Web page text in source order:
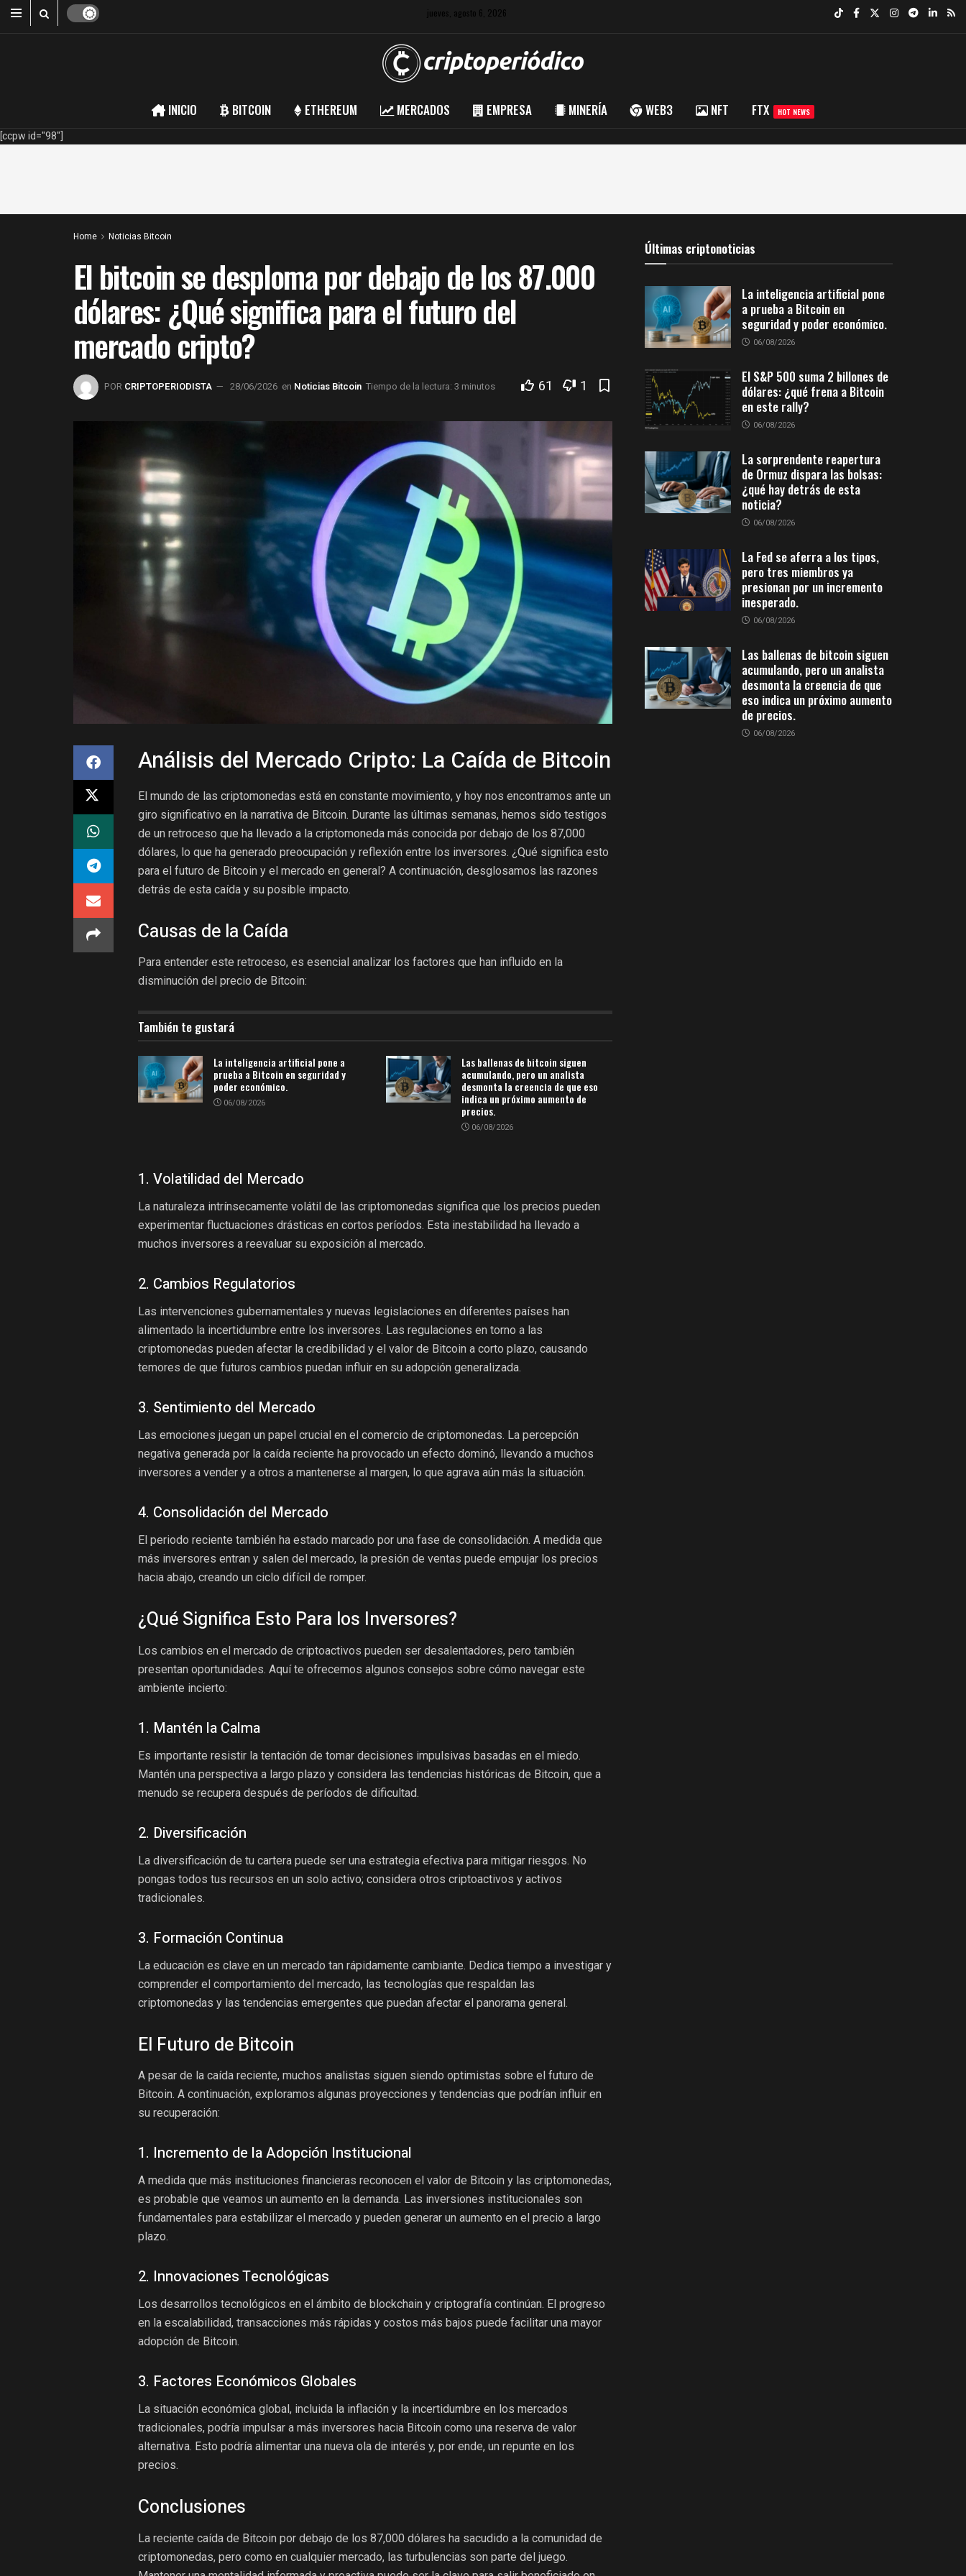
jueves, agosto 6, 2026
INICIO BITCOIN ETHEREUM MERCADOS EMPRESA MINERÍA WEB3 NFT FTX HOT NEWS
[ccpw id="98"]
Home Noticias Bitcoin
El bitcoin se desploma por debajo de los 87.000
dólares: ¿Qué significa para el futuro del
mercado cripto?
POR CRIPTOPERIODISTA 28/06/2026 en Noticias Bitcoin Tiempo de la lectura: 3 minutos 61 1
Análisis del Mercado Cripto: La Caída de Bitcoin
El mundo de las criptomonedas está en constante movimiento, y hoy nos encontramos ante un
giro significativo en la narrativa de Bitcoin. Durante las últimas semanas, hemos sido testigos
de un retroceso que ha llevado a la criptomoneda más conocida por debajo de los 87,000
dólares, lo que ha generado preocupación y reflexión entre los inversores. ¿Qué significa esto
para el futuro de Bitcoin y el mercado en general? A continuación, desglosamos las razones
detrás de esta caída y su posible impacto.
Causas de la Caída
Para entender este retroceso, es esencial analizar los factores que han influido en la
disminución del precio de Bitcoin:
También te gustará
La inteligencia artificial pone a
prueba a Bitcoin en seguridad y
poder económico.
06/08/2026
Las ballenas de bitcoin siguen
acumulando, pero un analista
desmonta la creencia de que eso
indica un próximo aumento de
precios.
06/08/2026
1. Volatilidad del Mercado
La naturaleza intrínsecamente volátil de las criptomonedas significa que los precios pueden
experimentar fluctuaciones drásticas en cortos períodos. Esta inestabilidad ha llevado a
muchos inversores a reevaluar su exposición al mercado.
2. Cambios Regulatorios
Las intervenciones gubernamentales y nuevas legislaciones en diferentes países han
alimentado la incertidumbre entre los inversores. Las regulaciones en torno a las
criptomonedas pueden afectar la credibilidad y el valor de Bitcoin a corto plazo, causando
temores de que futuros cambios puedan influir en su adopción generalizada.
3. Sentimiento del Mercado
Las emociones juegan un papel crucial en el comercio de criptomonedas. La percepción
negativa generada por la caída reciente ha provocado un efecto dominó, llevando a muchos
inversores a vender y a otros a mantenerse al margen, lo que agrava aún más la situación.
4. Consolidación del Mercado
El periodo reciente también ha estado marcado por una fase de consolidación. A medida que
más inversores entran y salen del mercado, la presión de ventas puede empujar los precios
hacia abajo, creando un ciclo difícil de romper.
¿Qué Significa Esto Para los Inversores?
Los cambios en el mercado de criptoactivos pueden ser desalentadores, pero también
presentan oportunidades. Aquí te ofrecemos algunos consejos sobre cómo navegar este
ambiente incierto:
1. Mantén la Calma
Es importante resistir la tentación de tomar decisiones impulsivas basadas en el miedo.
Mantén una perspectiva a largo plazo y considera las tendencias históricas de Bitcoin, que a
menudo se recupera después de períodos de dificultad.
2. Diversificación
La diversificación de tu cartera puede ser una estrategia efectiva para mitigar riesgos. No
pongas todos tus recursos en un solo activo; considera otros criptoactivos y activos
tradicionales.
3. Formación Continua
La educación es clave en un mercado tan rápidamente cambiante. Dedica tiempo a investigar y
comprender el comportamiento del mercado, las tecnologías que respaldan las
criptomonedas y las tendencias emergentes que puedan afectar el panorama general.
El Futuro de Bitcoin
A pesar de la caída reciente, muchos analistas siguen siendo optimistas sobre el futuro de
Bitcoin. A continuación, exploramos algunas proyecciones y tendencias que podrían influir en
su recuperación:
1. Incremento de la Adopción Institucional
A medida que más instituciones financieras reconocen el valor de Bitcoin y las criptomonedas,
es probable que veamos un aumento en la demanda. Las inversiones institucionales son
fundamentales para estabilizar el mercado y pueden generar un aumento en el precio a largo
plazo.
2. Innovaciones Tecnológicas
Los desarrollos tecnológicos en el ámbito de blockchain y criptografía continúan. El progreso
en la escalabilidad, transacciones más rápidas y costos más bajos puede facilitar una mayor
adopción de Bitcoin.
3. Factores Económicos Globales
La situación económica global, incluida la inflación y la incertidumbre en los mercados
tradicionales, podría impulsar a más inversores hacia Bitcoin como una reserva de valor
alternativa. Esto podría alimentar una nueva ola de interés y, por ende, un repunte en los
precios.
Conclusiones
La reciente caída de Bitcoin por debajo de los 87,000 dólares ha sacudido a la comunidad de
criptomonedas, pero como en cualquier mercado, las turbulencias son parte del juego.
Últimas criptonoticias
La inteligencia artificial pone
a prueba a Bitcoin en
seguridad y poder económico.
06/08/2026
El S&P 500 suma 2 billones de
dólares: ¿qué frena a Bitcoin
en este rally?
06/08/2026
La sorprendente reapertura
de Ormuz dispara las bolsas:
¿qué hay detrás de esta
noticia?
06/08/2026
La Fed se aferra a los tipos,
pero tres miembros ya
presionan por un incremento
inesperado.
06/08/2026
Las ballenas de bitcoin siguen
acumulando, pero un analista
desmonta la creencia de que
eso indica un próximo aumento
de precios.
06/08/2026